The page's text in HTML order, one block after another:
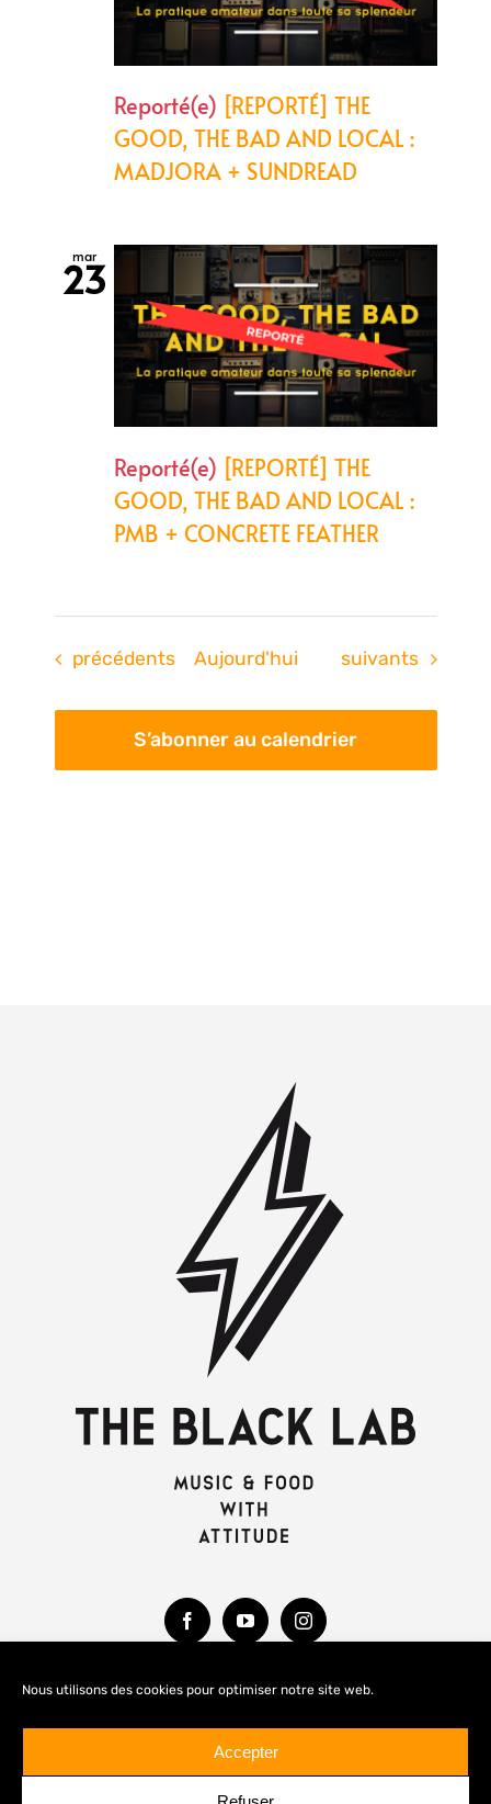
Nous utilisons des cookies pour optimiser notre site web.
Accepter
Reporté(e) [REPORTÉ] THE
GOOD, THE BAD AND LOCAL :
MADJORA + SUNDREAD
mar
23
Reporté(e) [REPORTÉ] THE
GOOD, THE BAD AND LOCAL :
PMB + CONCRETE FEATHER
Évènements
précédents Aujourd'hui Évènements
suivants
S’abonner au calendrier
MENTIONS LÉGALES